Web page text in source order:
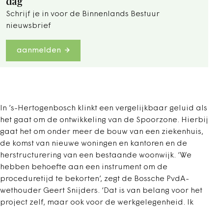
dag
Schrijf je in voor de Binnenlands Bestuur
nieuwsbrief
aanmelden
In ’s-Hertogenbosch klinkt een vergelijkbaar geluid als
het gaat om de ontwikkeling van de Spoorzone. Hierbij
gaat het om onder meer de bouw van een ziekenhuis,
de komst van nieuwe woningen en kantoren en de
herstructurering van een bestaande woonwijk. ‘We
hebben behoefte aan een instrument om de
proceduretijd te bekorten’, zegt de Bossche PvdA-
wethouder Geert Snijders. ‘Dat is van belang voor het
project zelf, maar ook voor de werkgelegenheid. Ik